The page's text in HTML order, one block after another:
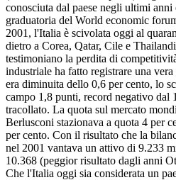
conosciuta dal paese negli ultimi
graduatoria del World economic
2001, l'Italia è scivolata oggi al
dietro a Corea, Qatar, Cile e
testimoniano la perdita di
industriale ha fatto registrare una
era diminuita dello 0,6 per cento, lo
campo 1,8 punti, record negativo dal
tracollato. La quota sul mercato
Berlusconi stazionava a quota 4 per
per cento. Con il risultato che la
nel 2001 vantava un attivo di 9.233
10.368 (peggior risultato dagli anni
Che l'Italia oggi sia considerata un